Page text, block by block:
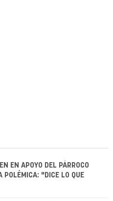
EN APOYO DEL PÁRROCO
POLÉMICA: "DICE LO QUE